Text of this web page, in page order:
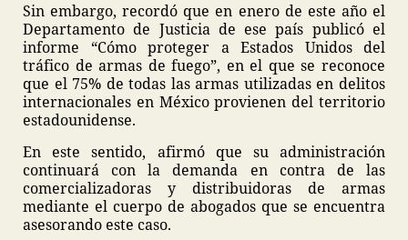
Sin embargo, recordó que en enero de este año el
Departamento de Justicia de ese país publicó el
informe “Cómo proteger a Estados Unidos del
tráfico de armas de fuego”, en el que se reconoce
que el 75% de todas las armas utilizadas en delitos
internacionales en México provienen del territorio
estadounidense.
En este sentido, afirmó que su administración
continuará con la demanda en contra de las
comercializadoras y distribuidoras de armas
mediante el cuerpo de abogados que se encuentra
asesorando este caso.